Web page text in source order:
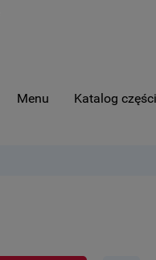
Menu Katalog części